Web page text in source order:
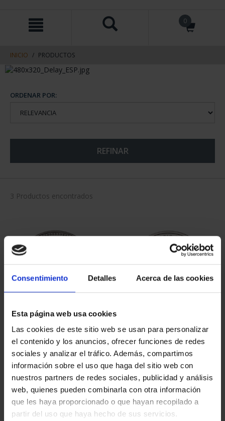
Consentimiento Detalles Acerca de las cookies
Esta página web usa cookies
Las cookies de este sitio web se usan para personalizar
el contenido y los anuncios, ofrecer funciones de redes
sociales y analizar el tráfico. Además, compartimos
información sobre el uso que haga del sitio web con
nuestros partners de redes sociales, publicidad y análisis
web, quienes pueden combinarla con otra información
que les haya proporcionado o que hayan recopilado a
partir del uso que haya hecho de sus servicios.
contenido
navegacin
0
INICIO PRODUCTOS
ORDENAR POR:
REFINAR
3 Productos encontrados
PATRIMONIO
NACIONAL II - PALACIO
REAL DE...
73,00 €
CIUDADES PATRIMONIO
- ALCALÁ DE HENARES
73,00 €